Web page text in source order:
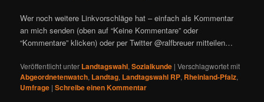
Wer noch weitere Linkvorschläge hat – einfach als Kommentar
an mich senden (oben auf “Keine Kommentare” oder
“Kommentare” klicken) oder per Twitter @ralfbreuer mitteilen…
Veröffentlicht unter Landtagswahl,Sozialkunde |Verschlagwortet mit
Abgeordnetenwatch, Landtag, Landtagswahl RP, Rheinland-Pfalz,
Umfrage |Schreibe einen Kommentar